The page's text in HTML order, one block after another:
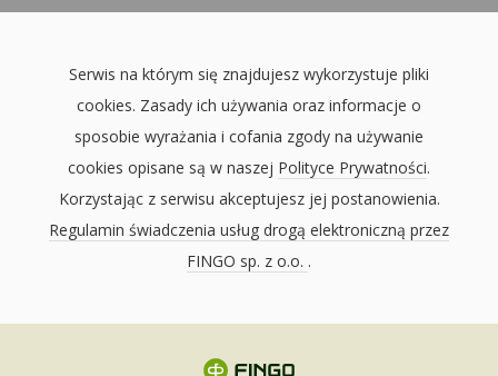
Serwis na którym się znajdujesz wykorzystuje pliki
cookies. Zasady ich używania oraz informacje o
sposobie wyrażania i cofania zgody na używanie
cookies opisane są w naszej Polityce Prywatności.
Korzystając z serwisu akceptujesz jej postanowienia.
Regulamin świadczenia usług drogą elektroniczną przez
FINGO sp. z o.o. .